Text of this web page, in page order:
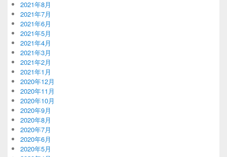
2021年8月
2021年7月
2021年6月
2021年5月
2021年4月
2021年3月
2021年2月
2021年1月
2020年12月
2020年11月
2020年10月
2020年9月
2020年8月
2020年7月
2020年6月
2020年5月